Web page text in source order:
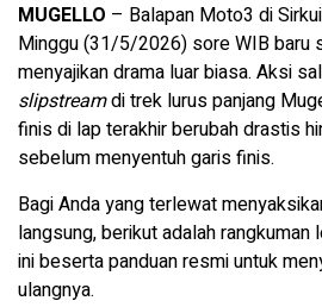
MUGELLO – Balapan Moto3 di
Minggu (31/5/2026) sore WIB baru
menyajikan drama luar biasa. Aksi
slipstreamdi trek lurus panjang
finis di lap terakhir berubah drastis
sebelum menyentuh garis finis.
Bagi Anda yang terlewat
langsung, berikut adalah
ini beserta panduan resmi untuk
ulangnya.